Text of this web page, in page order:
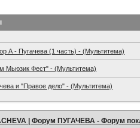
А - Пугачева (1 часть) - (Мультитема)
Мьюзик Фест" - (Мультитема)
и "Правое дело" - (Мультитема)
| Форум ПУГАЧЕВА - Форум